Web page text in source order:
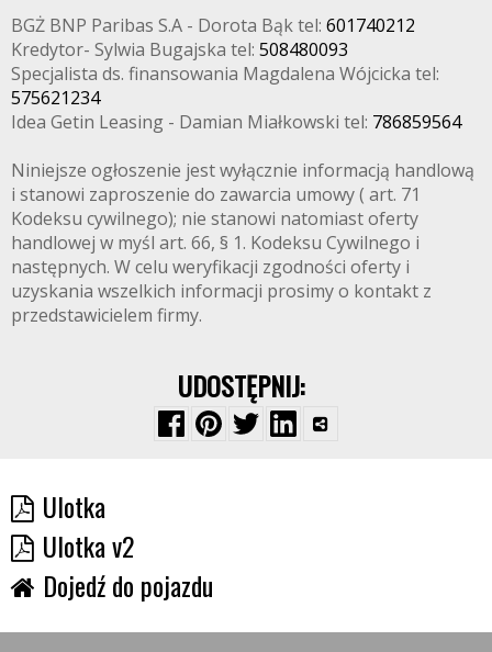
BGŻ BNP Paribas S.A - Dorota Bąk tel: 601740212
Kredytor- Sylwia Bugajska tel: 508480093
Specjalista ds. finansowania Magdalena Wójcicka tel:
575621234
Idea Getin Leasing - Damian Miałkowski tel: 786859564
Niniejsze ogłoszenie jest wyłącznie informacją handlową
i stanowi zaproszenie do zawarcia umowy ( art. 71
Kodeksu cywilnego); nie stanowi natomiast oferty
handlowej w myśl art. 66, § 1. Kodeksu Cywilnego i
następnych. W celu weryfikacji zgodności oferty i
uzyskania wszelkich informacji prosimy o kontakt z
przedstawicielem firmy.
UDOSTĘPNIJ:
Ulotka
Ulotka v2
Dojedź do pojazdu